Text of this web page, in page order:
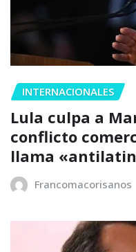
INTERNACIONALES
Lula culpa a
conflicto
llama
Francomacorisanos